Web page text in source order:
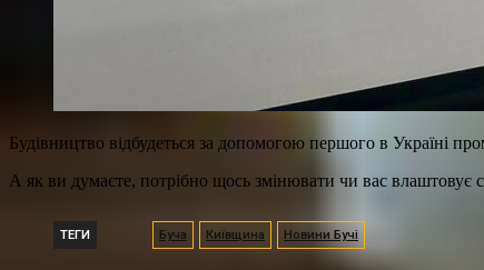
Будівництво відбудеться за допомогою першого в Україні
А як ви думаєте, потрібно щось змінювати чи вас влаштовує
ТЕГИ Буча Київщина Новини Бучі